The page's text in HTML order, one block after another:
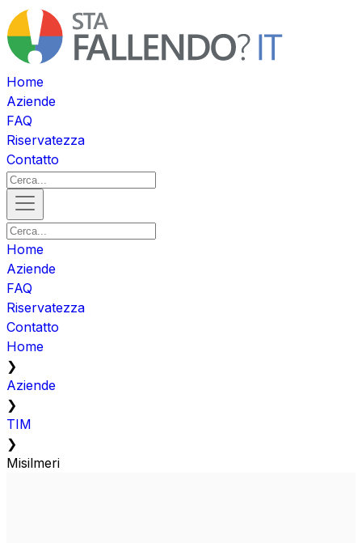
Home
Aziende
FAQ
Riservatezza
Contatto
Home
Aziende
FAQ
Riservatezza
Contatto
Home
❯
Aziende
❯
TIM
❯
Misilmeri